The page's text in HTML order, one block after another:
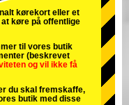
Tokyo Bay
Osaka
kørekort eller et
køre på offentlige
til vores butik
(beskrevet
og vil ikke få
du skal fremskaffe,
butik med disse